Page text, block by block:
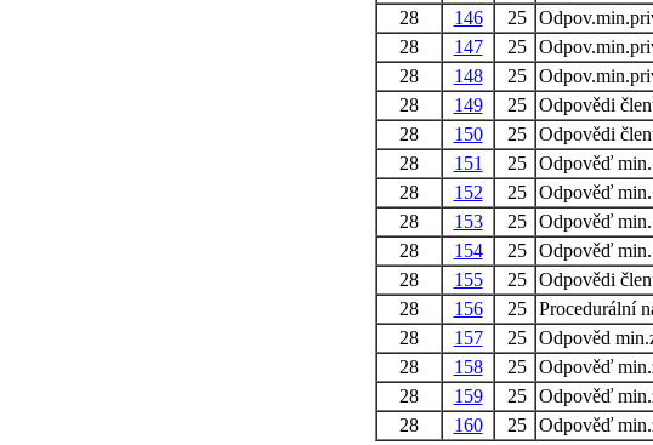
28
146 25
28
147 25
28
148 25
28
149 25 Odpovědi
28
150 25 Odpovědi
28
151 25 Odpověď
28
152 25 Odpověď
28
153 25 Odpověď
28
154 25 Odpověď
28
155 25 Odpovědi
28
156 25 Procedurální
28
157 25 Odpověd
28
158 25 Odpověď
28
159 25 Odpověď
28
160 25 Odpověď